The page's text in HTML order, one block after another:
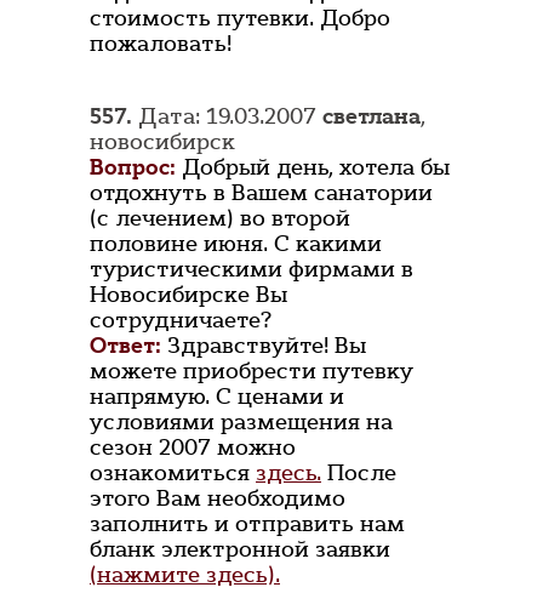
стоимость путевки. Добро
пожаловать!
557. Дата: 19.03.2007 светлана,
новосибирск
Вопрос: Добрый день, хотела бы
отдохнуть в Вашем санатории
(с лечением) во второй
половине июня. С какими
туристическими фирмами в
Новосибирске Вы
сотрудничаете?
Ответ: Здравствуйте! Вы
можете приобрести путевку
напрямую. С ценами и
условиями размещения на
сезон 2007 можно
ознакомиться здесь. После
этого Вам необходимо
заполнить и отправить нам
бланк электронной заявки
(нажмите здесь).